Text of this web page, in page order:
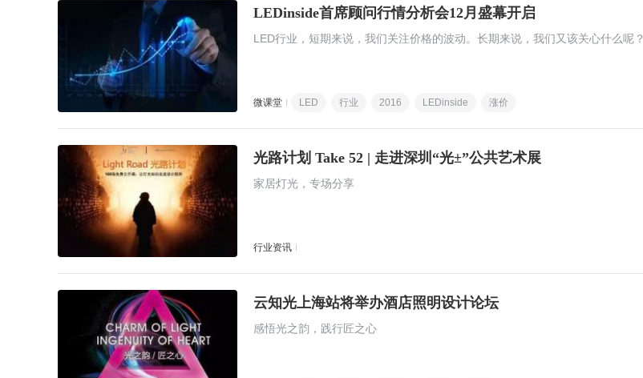
LEDinside首席顾问行情分析会12月盛幕开启
LED行业，短期来说，我们关注价格的波动。长期来说，我们又该关心什么呢？
微课堂 LED 行业 2016 LEDinside 涨价
光路计划 Take 52 | 走进深圳“光±”公共艺术展
家居灯光，专场分享
行业资讯
云知光上海站将举办酒店照明设计论坛
感悟光之韵，践行匠之心